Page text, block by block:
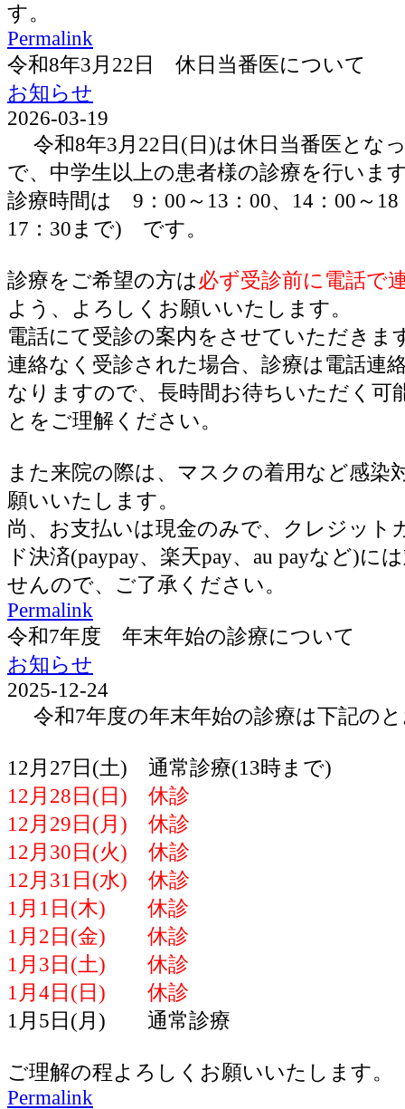
す。
Permalink
令和8年3月22日 休日当番医について
お知らせ
2026-03-19
令和8年3月22日(日)は休日当番医とな
で、中学生以上の患者様の診療を行いま
診療時間は 9：00～13：00、14：00～
17：30まで) です。
診療をご希望の方は必ず受診前に電話で
よう、よろしくお願いいたします。
電話にて受診の案内をさせていただきま
連絡なく受診された場合、診療は電話連
なりますので、長時間お待ちいただく可
とをご理解ください。
また来院の際は、マスクの着用など感染
願いいたします。
尚、お支払いは現金のみで、クレジット
ド決済(paypay、楽天pay、au payなど)に
せんので、ご了承ください。
Permalink
令和7年度 年末年始の診療について
お知らせ
2025-12-24
令和7年度の年末年始の診療は下記の
12月27日(土) 通常診療(13時まで)
12月28日(日) 休診
12月29日(月) 休診
12月30日(火) 休診
12月31日(水) 休診
1月1日(木) 休診
1月2日(金) 休診
1月3日(土) 休診
1月4日(日) 休診
1月5日(月) 通常診療
ご理解の程よろしくお願いいたします。
Permalink